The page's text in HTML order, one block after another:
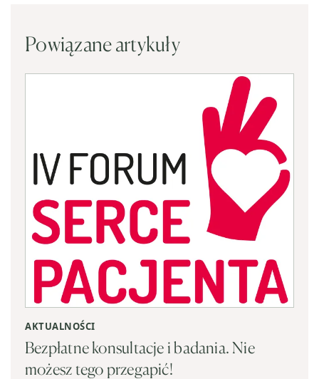
Powiązane artykuły
AKTUALNOŚCI
Bezpłatne konsultacje i badania. Nie
możesz tego przegapić!